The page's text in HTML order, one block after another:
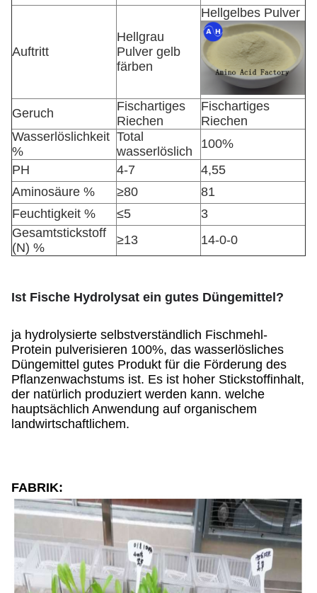
Auftritt
Hellgrau
Pulver gelb
färben
Hellgelbes Pulver
Geruch
Fischartiges
Riechen
Fischartiges
Riechen
Wasserlöslichkeit
%
Total
wasserlöslich
100%
PH
4-7
4,55
Aminosäure %
≥80
81
Feuchtigkeit %
≤5
3
Gesamtstickstoff
(N) %
≥13 14-0-0
Ist Fische Hydrolysat ein gutes Düngemittel?
ja hydrolysierte selbstverständlich Fischmehl-
Protein pulverisieren 100%, das wasserlösliches
Düngemittel gutes Produkt für die Förderung des
Pflanzenwachstums ist. Es ist hoher Stickstoffinhalt,
der natürlich produziert werden kann. welche
hauptsächlich Anwendung auf organischem
landwirtschaftlichem.
FABRIK: